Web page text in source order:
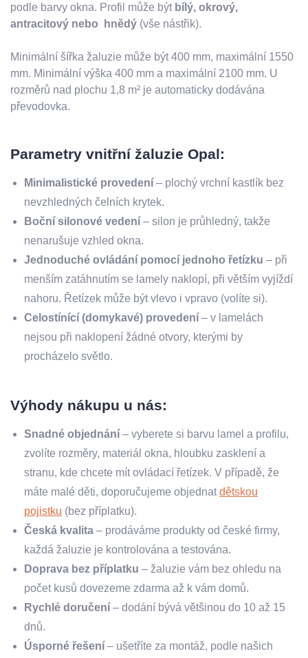
podle barvy okna. Profil může býtbílý, okrový,
antracitový nebo hnědý (vše nástřik).
Minimální šířka žaluzie může být 400 mm, maximální 1550
mm. Minimální výška 400 mm a maximální 2100 mm. U
rozměrů nad plochu 1,8 m² je automaticky dodávána
převodovka.
Parametry vnitřní žaluzie Opal:
Minimalistické provedení – plochý vrchní kastlík bez
nevzhledných čelních krytek.
Boční silonové vedení – silon je průhledný, takže
nenarušuje vzhled okna.
Jednoduché ovládání pomocí jednoho řetízku – při
menším zatáhnutím se lamely naklopí, při větším vyjíždí
nahoru. Řetízek může být vlevo i vpravo (volíte si).
Celostínící (domykavé) provedení – v lamelách
nejsou při naklopení žádné otvory, kterými by
procházelo světlo.
Výhody nákupu u nás:
Snadné objednání – vyberete si barvu lamel a profilu,
zvolíte rozměry, materiál okna, hloubku zasklení a
stranu, kde chcete mít ovládací řetízek. V případě, že
máte malé děti, doporučujeme objednatdětskou
pojistku (bez příplatku).
Česká kvalita – prodáváme produkty od české firmy,
každá žaluzie je kontrolována a testována.
Doprava bez příplatku – žaluzie vám bez ohledu na
počet kusů dovezeme zdarma až k vám domů.
Rychlé doručení – dodání bývá většinou do 10 až 15
dnů.
Úsporné řešení – ušetříte za montáž, podle našich